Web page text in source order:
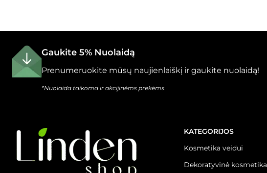
Gaukite 5% Nuolaidą
Prenumeruokite mūsų naujienlaiškį ir gaukite nuolaidą!
*Nuolaida taikoma ir akcijinėms prekėms
KATEGORIJOS
Kosmetika veidui
Dekoratyvinė kosmetika